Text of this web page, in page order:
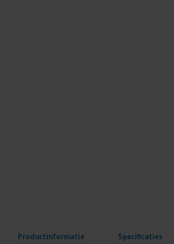
Productinformatie Specificaties